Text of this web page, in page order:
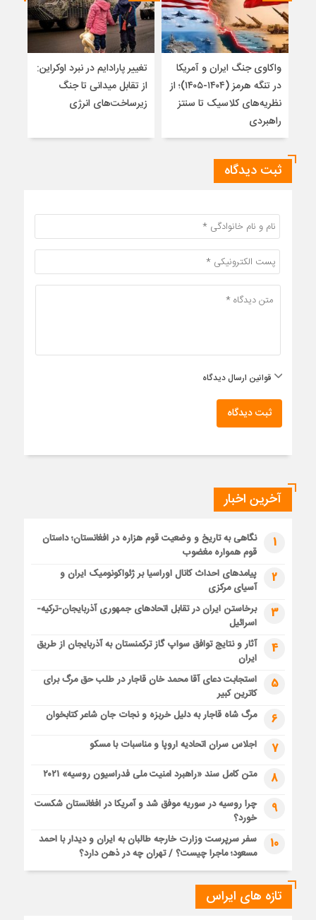
واکاوی جنگ ایران و آمریکا
در تنگه هرمز (۱۴۰۴-۱۴۰۵)؛ از
نظریه‌های کلاسیک تا سنتز
راهبردی
تغییر پارادایم در نبرد اوکراین:
از تقابل میدانی تا جنگ
زیرساخت‌های انرژی
ثبت دیدگاه
قوانین ارسال دیدگاه
ثبت دیدگاه
آخرین اخبار
1
نگاهی به تاریخ و وضعیت قوم هزاره در افغانستان؛ داستان
قوم همواره مغضوب
2
پیامدهای احداث کانال اوراسیا بر ژئواکونومیک ایران و
آسیای مرکزی
3
برخاستن ایران در تقابل اتحادهای جمهوری آذربایجان-ترکیه-
اسرائیل
4
آثار و نتایج توافق سواپ گاز ترکمنستان به آذربایجان از طریق
ایران
5
استجابت دعای آقا محمد خان قاجار در طلب حق مرگ برای
کاترین کبیر
6 مرگ شاه قاجار به دلیل خربزه و نجات جان شاعر کتابخوان
7 اجلاس سران اتحادیه اروپا و مناسبات با مسکو
8 متن کامل سند «راهبرد امنیت ملی فدراسیون روسیه» ۲۰۲۱
9
چرا روسیه در سوریه موفق شد و آمریکا در افغانستان شکست
خورد؟
10
سفر سرپرست وزارت خارجه طالبان به ایران و دیدار با احمد
مسعود؛ ماجرا چیست؟ / تهران چه در ذهن دارد؟
تازه های ایراس